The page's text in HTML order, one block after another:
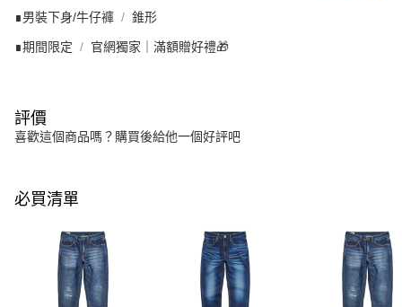
∎男裝下身/牛仔褲 錐形
∎期間限定 官網獨家｜滿額贈好禮🎁
評價
喜歡這個商品嗎？購買後給他一個好評吧
必買清單